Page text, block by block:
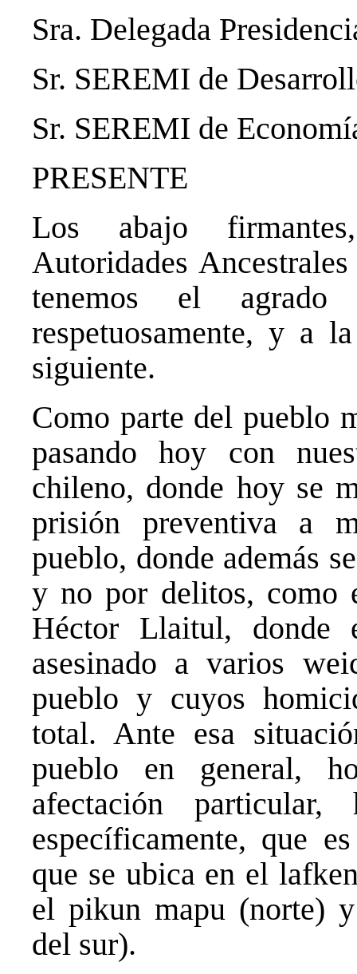
Sra. Delegada
Sr. SEREMI de
Sr. SEREMI de
PRESENTE
Los abajo
Autoridades
tenemos el
respetuosamente, y a
siguiente.
Como parte del pueblo
pasando hoy con
chileno, donde hoy se
prisión preventiva a
pueblo, donde además
y no por delitos, como
Héctor Llaitul, donde
asesinado a varios
pueblo y cuyos
total. Ante esa
pueblo en general,
afectación
específicamente, que
que se ubica en el
el pikun mapu (norte)
del sur).